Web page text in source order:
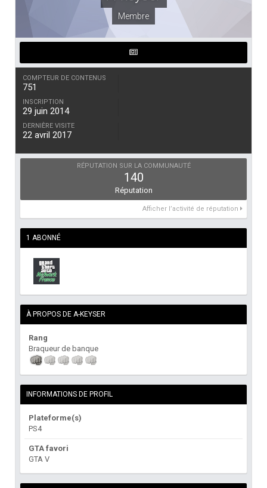
Membre
COMPTEUR DE CONTENUS
751
INSCRIPTION
29 juin 2014
DERNIÈRE VISITE
22 avril 2017
RÉPUTATION SUR LA COMMUNAUTÉ
140
Réputation
Afficher l’activité de réputation
1 ABONNÉ
À PROPOS DE A-KEYSER
Rang
Braqueur de banque
INFORMATIONS DE PROFIL
Plateforme(s)
PS4
GTA favori
GTA V